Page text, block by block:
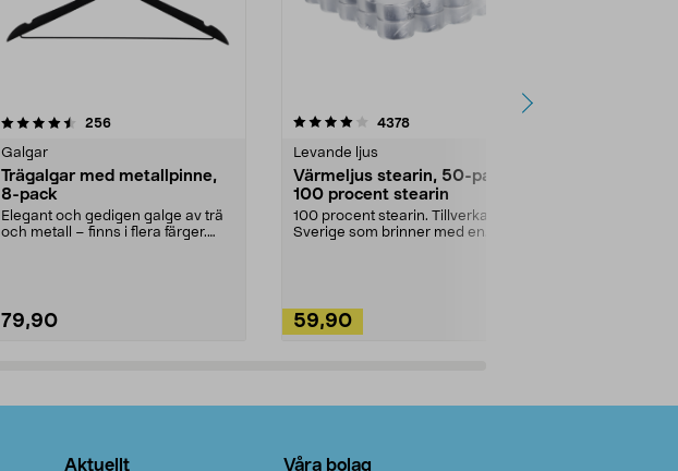
256recensioner
Galgar
Trägalgar med metallpinne,
8-pack
Elegant och gedigen galge av trä
och metall – finns i flera färger.
79,90
4.0av 5 stjärnor 4378recensioner
Levande ljus
Värmeljus stearin, 50-pack,
100 procent stearin
100 procent stearin. Tillverkade i
Sverige som brinner med en
59,90
4.5av 5 stjärnor
Aktuellt Våra bolag